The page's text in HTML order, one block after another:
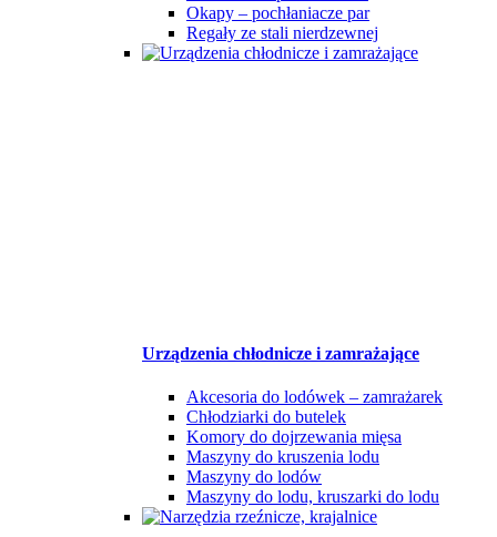
Okapy – pochłaniacze par
Regały ze stali nierdzewnej
Urządzenia chłodnicze i zamrażające
Akcesoria do lodówek – zamrażarek
Chłodziarki do butelek
Komory do dojrzewania mięsa
Maszyny do kruszenia lodu
Maszyny do lodów
Maszyny do lodu, kruszarki do lodu